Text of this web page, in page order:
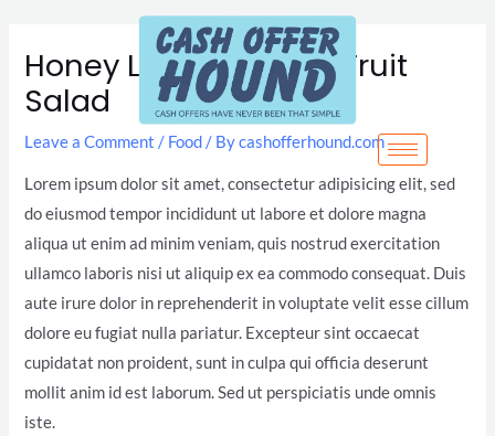
contentHoney Lime Rainbow Fruit
Salad
Leave a Comment / Food / Bycashofferhound.com
Lorem ipsum dolor sit amet, consectetur adipisicing elit, sed
do eiusmod tempor incididunt ut labore et dolore magna
aliqua ut enim ad minim veniam, quis nostrud exercitation
ullamco laboris nisi ut aliquip ex ea commodo consequat. Duis
aute irure dolor in reprehenderit in voluptate velit esse cillum
dolore eu fugiat nulla pariatur. Excepteur sint occaecat
cupidatat non proident, sunt in culpa qui officia deserunt
mollit anim id est laborum. Sed ut perspiciatis unde omnis
iste.